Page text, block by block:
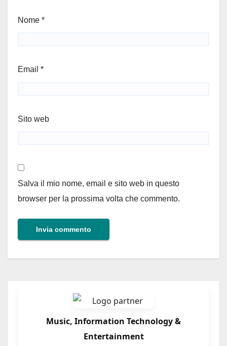
Nome *
Email *
Sito web
Salva il mio nome, email e sito web in questo
browser per la prossima volta che commento.
Music, Information Technology &
Entertainment